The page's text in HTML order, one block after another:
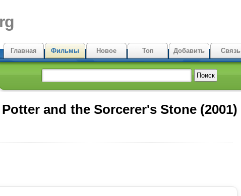
Главная
Фильмы Новое Топ Добавить Связь
and the Sorcerer's Stone (2001)